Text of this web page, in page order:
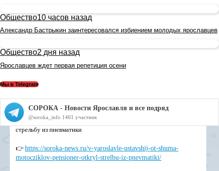
Общество10 часов назад
Александр Бастрыкин заинтересовался избиением молодых ярославцев
Общество2 дня назад
Ярославцев ждет первая репетиция осени
Мы в Telegram